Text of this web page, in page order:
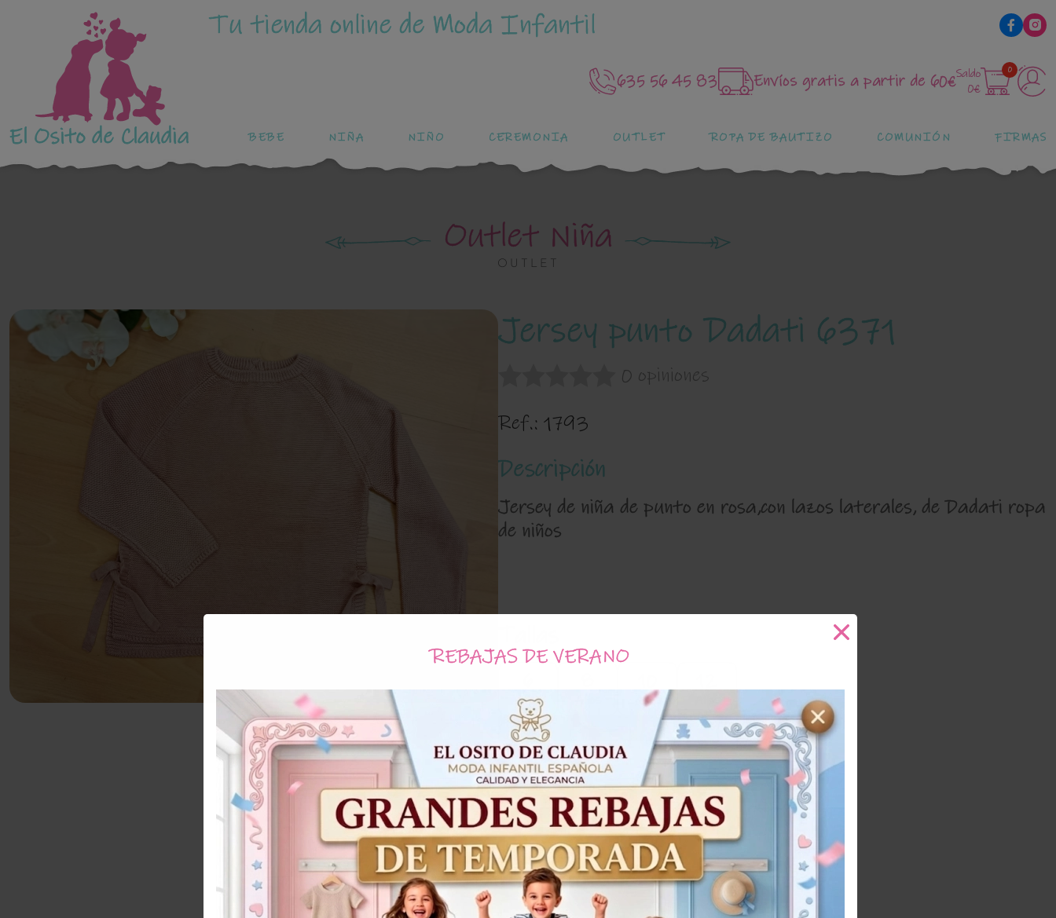
El Osito de Claudia
Tu tienda online de Moda Infantil
635 56 45 83 Envíos gratis a partir de 60€Saldo
0€
0
BEBE NIÑA NIÑO CEREMONIA OUTLET ROPA DE BAUTIZO COMUNIÓN FIRMAS
Outlet Niña
OUTLET
Jersey punto Dadati 6371
0 opiniones
Ref.: 1793
Descripción
Jersey de niña de punto en rosa,con lazos laterales, de Dadati ropa
de niños
Años Años
Acumula con tu compra
31,99€ Añadir al carrito
Productos Relacionados
REBAJAS DE VERANO